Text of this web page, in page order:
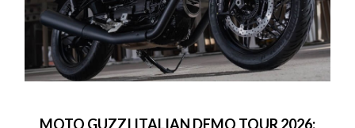
MOTO GUZZI ITALIAN DEMO TOUR 2026: